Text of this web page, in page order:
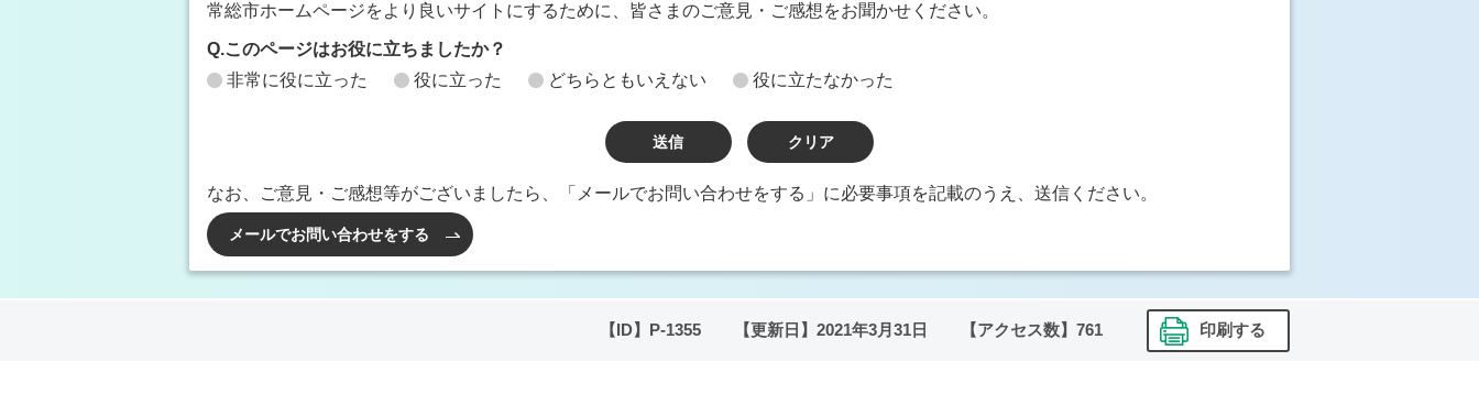
常総市ホームページをより良いサイトにするために、皆さまのご意見・ご感想をお聞かせください。
Q.このページはお役に立ちましたか？
非常に役に立った
役に立った どちらともいえない 役に立たなかった
なお、ご意見・ご感想等がございましたら、「メールでお問い合わせをする」に必要事項を記載のうえ、送信ください。
メールでお問い合わせをする
【ID】 P-1355 【更新日】 2021年3月31日 【アクセス数】 761 印刷する